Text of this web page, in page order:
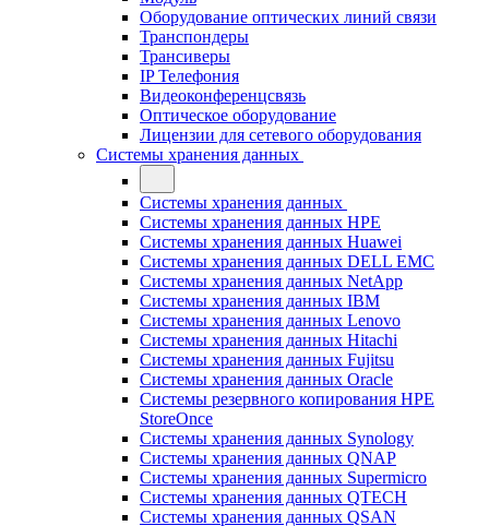
Оборудование оптических линий связи
Транспондеры
Трансиверы
IP Телефония
Видеоконференцсвязь
Оптическое оборудование
Лицензии для сетевого оборудования
Системы хранения данных
Системы хранения данных
Системы хранения данных HPE
Системы хранения данных Huawei
Системы хранения данных DELL EMC
Cистемы хранения данных NetApp
Системы хранения данных IBM
Системы хранения данных Lenovo
Системы хранения данных Hitachi
Системы хранения данных Fujitsu
Системы хранения данных Oracle
Системы резервного копирования HPE
StoreOnce
Системы хранения данных Synology
Системы хранения данных QNAP
Системы хранения данных Supermicro
Системы хранения данных QTECH
Системы хранения данных QSAN